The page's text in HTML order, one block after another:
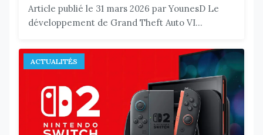
Article publié le 31 mars 2026 par YounesD Le
développement de Grand Theft Auto VI...
ACTUALITÉS